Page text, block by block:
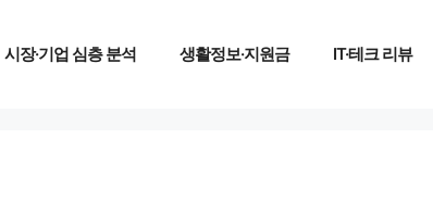
시장·기업 심층 분석 생활정보·지원금 IT·테크 리뷰